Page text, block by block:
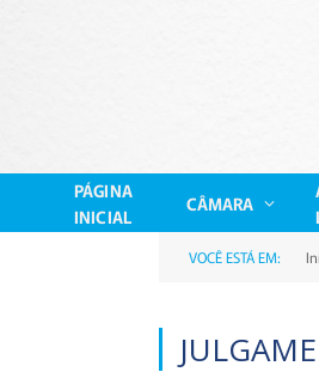
PÁGINA
INICIAL
CÂMARA
VOCÊ ESTÁ EM: